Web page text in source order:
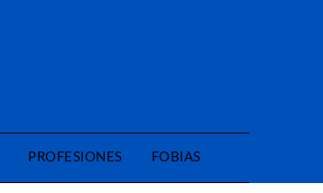
PROFESIONES FOBIAS